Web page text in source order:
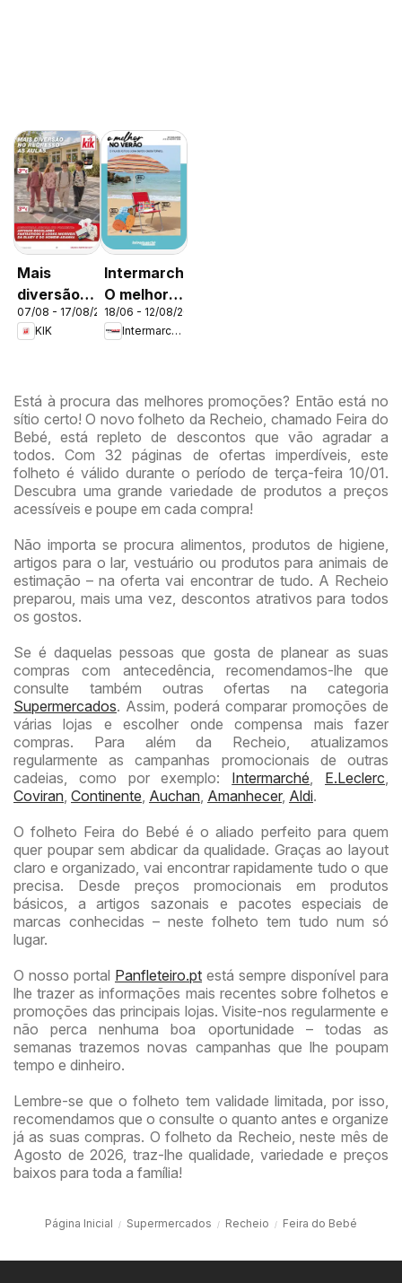
Mais
diversão
no
regresso
07/08 - 17/08/2026
KIK
Intermarché
O melhor
no verão
18/06 - 12/08/2026
Intermarché
Está à procura das melhores promoções? Então está no
sítio certo! O novo folheto da Recheio, chamado Feira do
Bebé, está repleto de descontos que vão agradar a
todos. Com 32 páginas de ofertas imperdíveis, este
folheto é válido durante o período de terça-feira 10/01.
Descubra uma grande variedade de produtos a preços
acessíveis e poupe em cada compra!
Não importa se procura alimentos, produtos de higiene,
artigos para o lar, vestuário ou produtos para animais de
estimação – na oferta vai encontrar de tudo. A Recheio
preparou, mais uma vez, descontos atrativos para todos
os gostos.
Se é daquelas pessoas que gosta de planear as suas
compras com antecedência, recomendamos-lhe que
consulte também outras ofertas na categoria
Supermercados. Assim, poderá comparar promoções de
várias lojas e escolher onde compensa mais fazer
compras. Para além da Recheio, atualizamos
regularmente as campanhas promocionais de outras
cadeias, como por exemplo: Intermarché E.Leclerc
Coviran Continente Auchan Amanhecer, Aldi.
O folheto Feira do Bebé é o aliado perfeito para quem
quer poupar sem abdicar da qualidade. Graças ao layout
claro e organizado, vai encontrar rapidamente tudo o que
precisa. Desde preços promocionais em produtos
básicos, a artigos sazonais e pacotes especiais de
marcas conhecidas – neste folheto tem tudo num só
lugar.
O nosso portal Panfleteiro.pt está sempre disponível para
lhe trazer as informações mais recentes sobre folhetos e
promoções das principais lojas. Visite-nos regularmente e
não perca nenhuma boa oportunidade – todas as
semanas trazemos novas campanhas que lhe poupam
tempo e dinheiro.
Lembre-se que o folheto tem validade limitada, por isso,
recomendamos que o consulte o quanto antes e organize
já as suas compras. O folheto da Recheio, neste mês de
Agosto de 2026, traz-lhe qualidade, variedade e preços
baixos para toda a família!
Página Inicial Supermercados Recheio Feira do Bebé